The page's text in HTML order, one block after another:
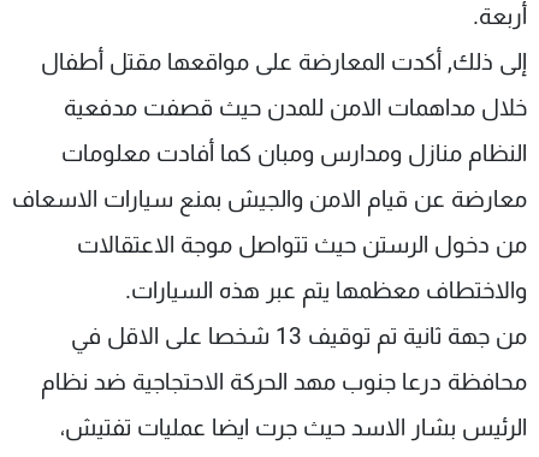
أربعة.
إلى ذلك, أكدت المعارضة على مواقعها مقتل أطفال
خلال مداهمات الامن للمدن حيث قصفت مدفعية
النظام منازل ومدارس ومبان كما أفادت معلومات
معارضة عن قيام الامن والجيش بمنع سيارات الاسعاف
من دخول الرستن حيث تتواصل موجة الاعتقالات
والاختطاف معظمها يتم عبر هذه السيارات.
من جهة ثانية تم توقيف 13 شخصا على الاقل في
محافظة درعا جنوب مهد الحركة الاحتجاجية ضد نظام
الرئيس بشار الاسد حيث جرت ايضا عمليات تفتيش،